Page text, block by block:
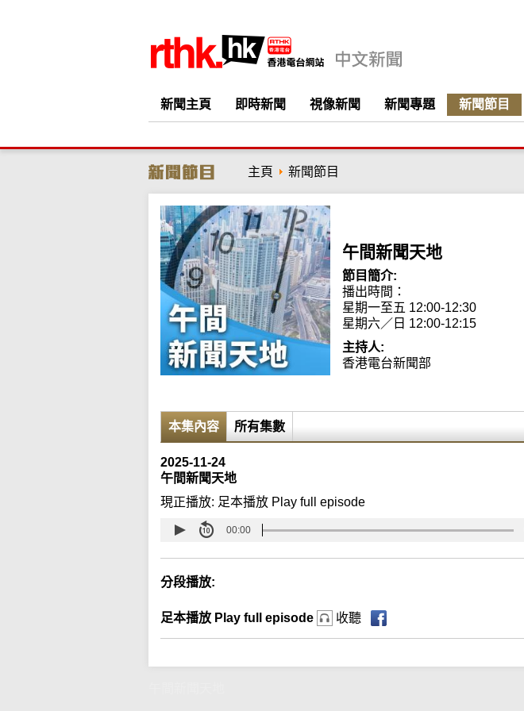
新聞主頁 即時新聞 視像新聞 新聞專題 新聞節目
主頁 新聞節目
午間新聞天地
節目簡介:
播出時間：
星期一至五 12:00-12:30
星期六／日 12:00-12:15
主持人:
香港電台新聞部
本集內容 所有集數
2025-11-24
午間新聞天地
現正播放: 足本播放 Play full episode
00:00
分段播放:
足本播放 Play full episode 收聽